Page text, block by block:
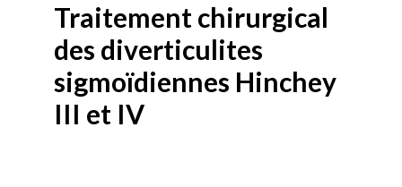
Traitement chirurgical
des diverticulites
sigmoïdiennes Hinchey
III et IV